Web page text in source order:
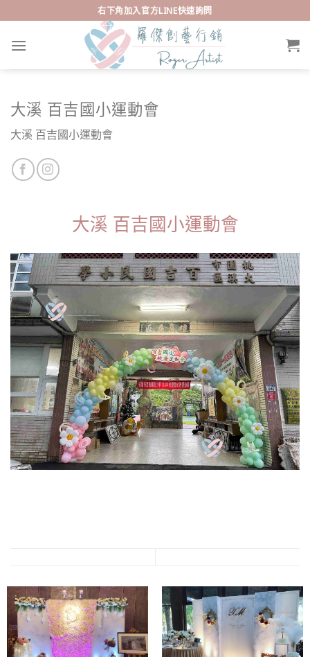
to
content
右下角加入官方LINE快速詢問
大溪 百吉國小運動會
大溪 百吉國小運動會
大溪 百吉國小運動會